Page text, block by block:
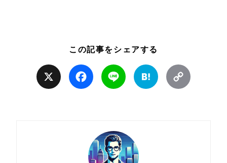
この記事をシェアする
Facebook Line Hatena